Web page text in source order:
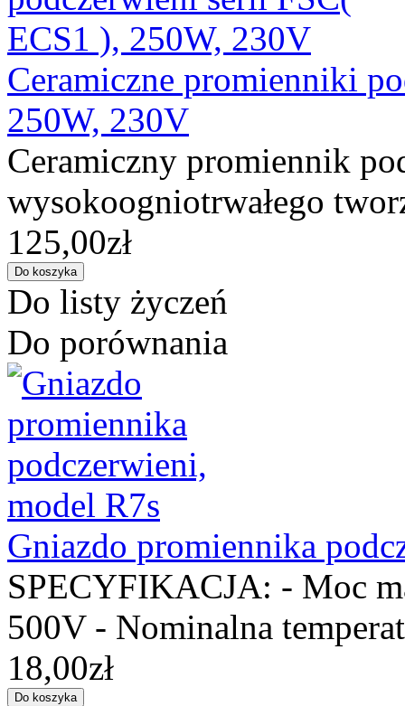
Ceramiczne promienniki
250W, 230V
Ceramiczny promiennik
wysokoogniotrwałego
125,00zł
Do listy życzeń
Do porównania
Gniazdo promiennika
SPECYFIKACJA: - Moc
500V - Nominalna
18,00zł